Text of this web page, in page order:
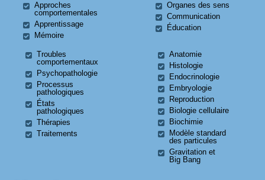
Approches
comportementales
Apprentissage
Mémoire
Organes des sens
Communication
Éducation
Troubles
comportementaux
Psychopathologie
Processus
pathologiques
États
pathologiques
Thérapies
Traitements
Anatomie
Histologie
Endocrinologie
Embryologie
Reproduction
Biologie cellulaire
Biochimie
Modèle standard
des particules
Gravitation et
Big Bang